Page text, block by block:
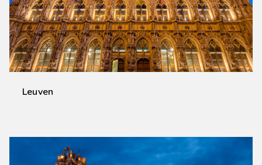
Leuven